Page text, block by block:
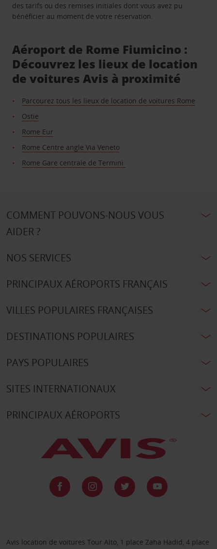
des tarifs ou des remises initiales dont vous avez pu
bénéficier au moment de votre réservation.
Aéroport de Rome Fiumicino :
Découvrez les lieux de location
de voitures Avis à proximité
Parcourez tous les lieux de location de voitures Rome
Ostie
Rome Eur
Rome Centre angle Via Veneto
Rome Gare centrale de Termini
COMMENT POUVONS-NOUS VOUS
AIDER ?
NOS SERVICES
PRINCIPAUX AÉROPORTS FRANÇAIS
VILLES POPULAIRES FRANÇAISES
DESTINATIONS POPULAIRES
PAYS POPULAIRES
SITES INTERNATIONAUX
PRINCIPAUX AÉROPORTS
Avis location de voitures Tour Alto, 1 place Zaha Hadid, 4 place